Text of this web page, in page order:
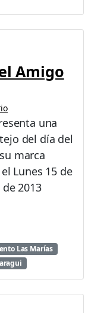
Amigo
una
del día del
marca
Lunes 15 de
2013
Las Marías